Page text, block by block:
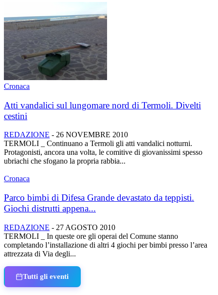
Cronaca
Atti vandalici sul lungomare nord di Termoli. Divelti
cestini
REDAZIONE - 26 NOVEMBRE 2010
TERMOLI _ Continuano a Termoli gli atti vandalici notturni.
Protagonisti, ancora una volta, le comitive di giovanissimi spesso
ubriachi che sfogano la propria rabbia...
Cronaca
Parco bimbi di Difesa Grande devastato da teppisti.
Giochi distrutti appena...
REDAZIONE - 27 AGOSTO 2010
TERMOLI _ In queste ore gli operai del Comune stanno
completando l’installazione di altri 4 giochi per bimbi presso l’area
attrezzata di Via degli...
Tutti gli eventi